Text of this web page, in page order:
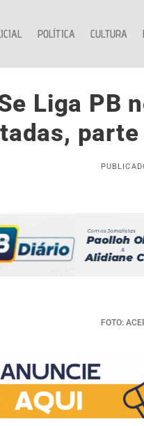
POLÍTICA CULTURA
Liga PB
FOTO: